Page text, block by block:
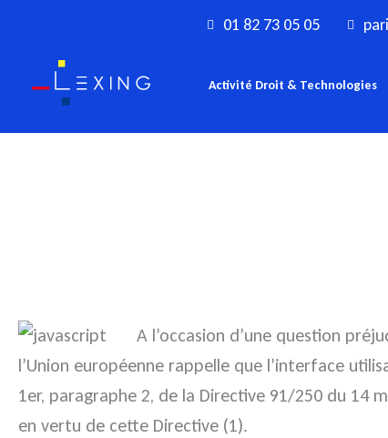
contenu
01 82 73 05 05
Activité Droit & Technologies
A l’occasion d’une question
l’Union européenne rappelle que l’interface
1er, paragraphe 2, de la Directive 91/250 du 14
en vertu de cette Directive (1).